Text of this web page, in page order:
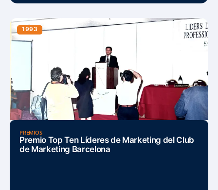
1993
PREMIOS
Premio Top Ten Líderes de Marketing del Club
de Marketing Barcelona